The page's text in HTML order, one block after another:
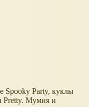
Spooky Party, куклы
Pretty. Мумия и